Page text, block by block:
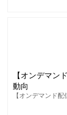
【オンデマン
動向
【オンデマンド